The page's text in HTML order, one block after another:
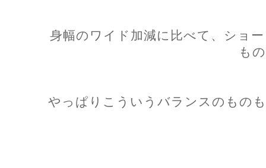
身幅のワイド加減に比べて、ショ
もの
やっぱりこういうバランスのもの